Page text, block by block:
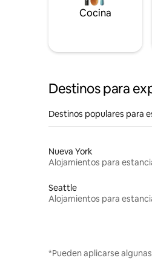
Cocina
Destinos para
Destinos populares para
Nueva York
Seattle
*Pueden aplicarse